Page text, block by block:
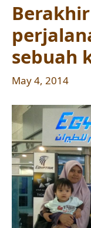
sebuah
May 4, 2014